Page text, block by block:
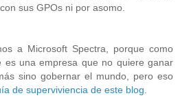
sus GPOs ni por asomo.
a Microsoft Spectra, porque como
es una empresa que no quiere ganar
sino gobernar el mundo, pero eso
de superviviencia de este blog